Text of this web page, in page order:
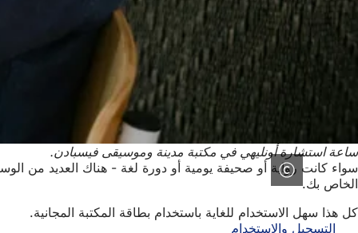
ساعة استشارة أونليهي في مكتبة مدينة وموسيقى فيسبادن.
الخاص بك.
كل هذا سهل الاستخدام للغاية باستخدام بطاقة المكتبة المجانية.
التسجيل والاستخدام